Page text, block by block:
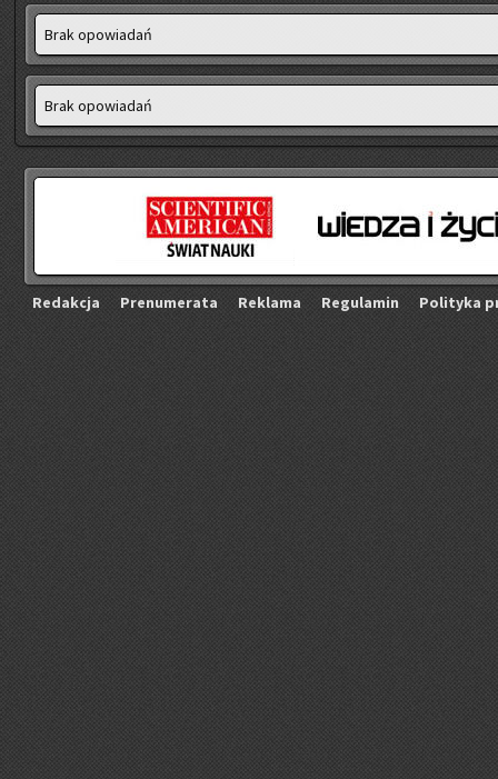
Brak opo­wia­dań
Brak opo­wia­dań
Re­dak­cja Pre­nu­me­ra­ta Re­kla­ma Re­gu­la­min Po­li­ty­ka